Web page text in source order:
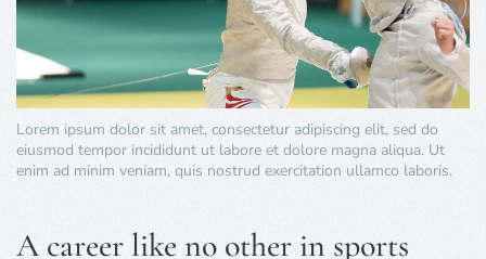
Lorem ipsum dolor sit amet, consectetur adipiscing elit, sed do
eiusmod tempor incididunt ut labore et dolore magna aliqua. Ut
enim ad minim veniam, quis nostrud exercitation ullamco laboris.
A career like no other in sports